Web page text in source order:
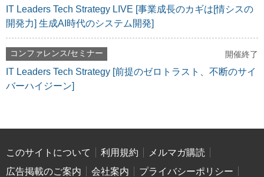
IT Leaders Tech Strategy LIVE [事業成長のカギは[情シスの
開発力] 生成AI時代のシステム開発]
コンファレンス/セミナー 開催終了
IT Leaders Tech Strategy [前提のゼロトラスト、不断のサイ
バーハイジーン]
このサイトについて 利用規約
メルマガ購読
広告掲載のご案内
会社案内
プライバシーポリシー